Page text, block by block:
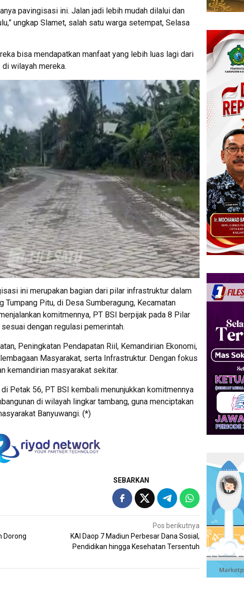
pavingisasi ini. Jalan jadi lebih mudah dilalui dan
ungkap Slamet, salah satu warga setempat, Selasa
bisa mendapatkan manfaat yang lebih luas lagi dari
wilayah mereka.
ini merupakan bagian dari pilar infrastruktur dalam
Tumpang Pitu, di Desa Sumberagung, Kecamatan
komitmennya, PT BSI berpijak pada 8 Pilar
dengan regulasi pemerintah.
Peningkatan Pendapatan Riil, Kemandirian Ekonomi,
Masyarakat, serta Infrastruktur. Dengan fokus
kemandirian masyarakat sekitar.
Petak 56, PT BSI kembali menunjukkan komitmennya
di wilayah lingkar tambang, guna menciptakan
Banyuwangi. (*)
SEBARKAN
Dorong
Pos berikutnya
KAI Daop 7 Madiun Perbesar Dana Sosial,
Pendidikan hingga Kesehatan Tersentuh